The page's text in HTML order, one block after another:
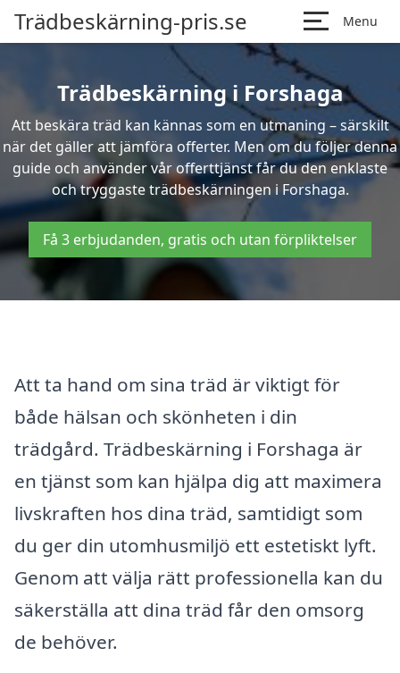
Trädbeskärning-pris.se Menu
Trädbeskärning i Forshaga
Att beskära träd kan kännas som en utmaning – särskilt
när det gäller att jämföra offerter. Men om du följer denna
guide och använder vår offerttjänst får du den enklaste
och tryggaste trädbeskärningen i Forshaga.
Få 3 erbjudanden, gratis och utan förpliktelser
Att ta hand om sina träd är viktigt för
både hälsan och skönheten i din
trädgård. Trädbeskärning i Forshaga är
en tjänst som kan hjälpa dig att maximera
livskraften hos dina träd, samtidigt som
du ger din utomhusmiljö ett estetiskt lyft.
Genom att välja rätt professionella kan du
säkerställa att dina träd får den omsorg
de behöver.